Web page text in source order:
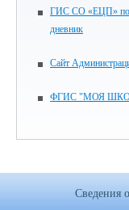
ГИС СО «ЕЦП»
дневник
Сайт
ФГИС "МОЯ
Сведения